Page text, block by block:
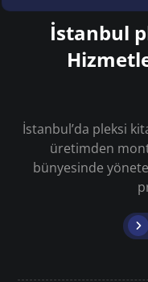
İstanbul
İstanbul’da pleksi
üretimden
bünyesinde